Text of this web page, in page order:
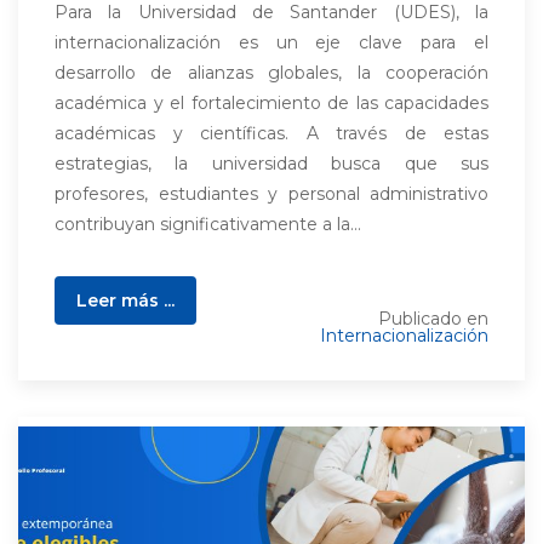
Para la Universidad de Santander (UDES), la
internacionalización es un eje clave para el
desarrollo de alianzas globales, la cooperación
académica y el fortalecimiento de las capacidades
académicas y científicas. A través de estas
estrategias, la universidad busca que sus
profesores, estudiantes y personal administrativo
contribuyan significativamente a la...
Leer más ...
Publicado en
Internacionalización